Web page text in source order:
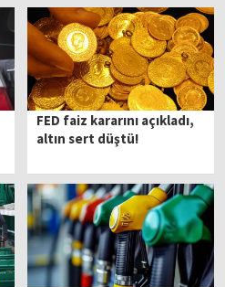
FED faiz kararını açıkladı,
altın sert düştü!